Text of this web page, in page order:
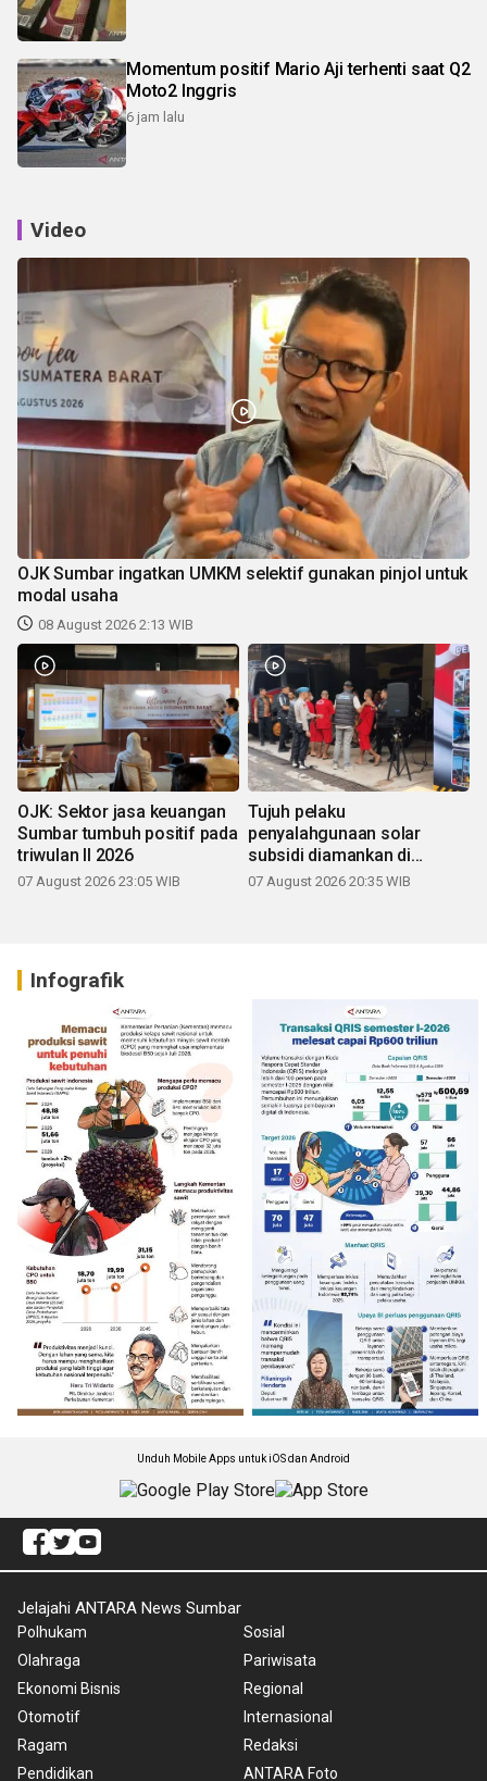
Momentum positif Mario Aji terhenti saat Q2
Moto2 Inggris
6 jam lalu
Video
OJK Sumbar ingatkan UMKM selektif gunakan pinjol untuk
modal usaha
08 August 2026 2:13 WIB
OJK: Sektor jasa keuangan
Sumbar tumbuh positif pada
triwulan II 2026
07 August 2026 23:05 WIB
Tujuh pelaku
penyalahgunaan solar
subsidi diamankan di
Sumbar
07 August 2026 20:35 WIB
Infografik
Unduh Mobile Apps untuk iOS dan Android
Jelajahi ANTARA News Sumbar
Polhukam
Olahraga
Ekonomi Bisnis
Otomotif
Ragam
Pendidikan
Sosial
Pariwisata
Regional
Internasional
Redaksi
ANTARA Foto